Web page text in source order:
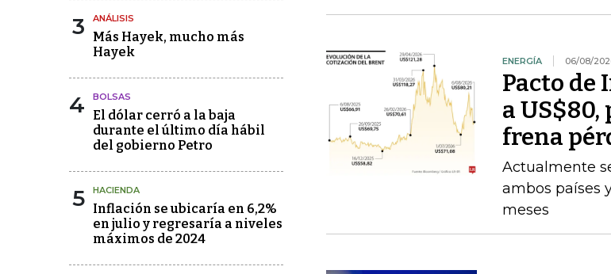
3 ANÁLISIS
Más Hayek, mucho más
Hayek
4 BOLSAS
El dólar cerró a la baja
durante el último día hábil
del gobierno Petro
5 HACIENDA
Inflación se ubicaría en 6,2%
en julio y regresaría a niveles
máximos de 2024
ENERGÍA 06/08/
Pacto de
a
frena
Actualmente
ambos países
meses